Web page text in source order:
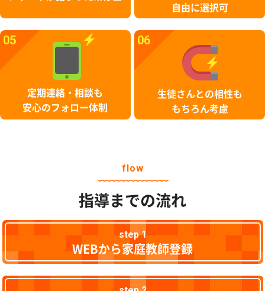
自由に選択可
05
定期連絡・相談も
安心のフォロー体制
06
生徒さんとの相性も
もちろん考慮
flow
指導までの流れ
step 1
WEBから家庭教師登録